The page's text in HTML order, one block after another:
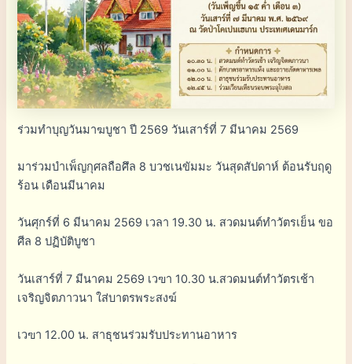
ร่วมทำบุญวันมาฆบูชา ปี 2569 วันเสาร์ที่ 7 มีนาคม 2569
มาร่วมบำเพ็ญกุศลถือศึล 8 บวชเนขัมมะ วันสุดสัปดาห์ ต้อนรับฤดู
ร้อน เดือนมีนาคม
วันศุกร์ที่ 6 มีนาคม 2569 เวลา 19.30 น. สวดมนต์ทำวัตรเย็น ขอ
ศีล 8 ปฏิบัติบูชา
วันเสาร์ที่ 7 มีนาคม 2569 เวฃา 10.30 น.สวดมนต์ทำวัตรเช้า
เจริญจิตภาวนา ใส่บาตรพระสงฆ์
เวฃา 12.00 น. สาธุชนร่วมรับประทานอาหาร